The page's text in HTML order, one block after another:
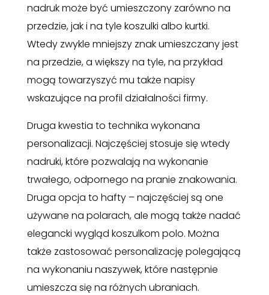
nadruk może być umieszczony zarówno na
przedzie, jak i na tyle koszulki albo kurtki.
Wtedy zwykle mniejszy znak umieszczany jest
na przedzie, a większy na tyle, na przykład
mogą towarzyszyć mu także napisy
wskazujące na profil działalności firmy.
Druga kwestia to technika wykonana
personalizacji. Najczęściej stosuje się wtedy
nadruki, które pozwalają na wykonanie
trwałego, odpornego na pranie znakowania.
Druga opcja to hafty – najczęściej są one
używane na polarach, ale mogą także nadać
elegancki wygląd koszulkom polo. Można
także zastosować personalizację polegającą
na wykonaniu naszywek, które następnie
umieszcza się na różnych ubraniach.